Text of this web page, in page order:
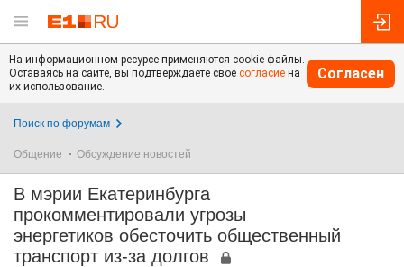
На информационном ресурсе применяются cookie-файлы.
Оставаясь на сайте, вы подтверждаете свое согласие на
их использование.
Согласен
Поиск по форумам
Общение Обсуждение новостей
В мэрии Екатеринбурга
прокомментировали угрозы
энергетиков обесточить общественный
транспорт из-за долгов